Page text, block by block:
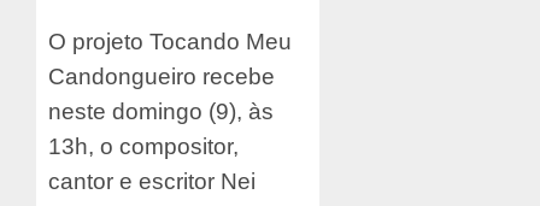
O projeto Tocando Meu
Candongueiro recebe
neste domingo (9), às
13h, o compositor,
cantor e escritor Nei